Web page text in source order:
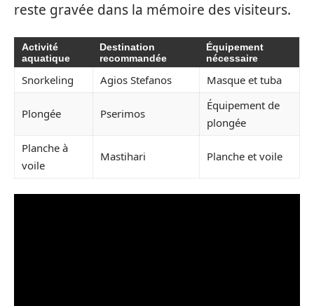
reste gravée dans la mémoire des visiteurs.
Activité
aquatique
Destination
recommandée
Équipement
nécessaire
Snorkeling Agios Stefanos Masque et tuba
Plongée Pserimos
Équipement de
plongée
Planche à
voile
Mastihari Planche et voile